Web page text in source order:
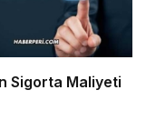
Sigorta Maliyeti